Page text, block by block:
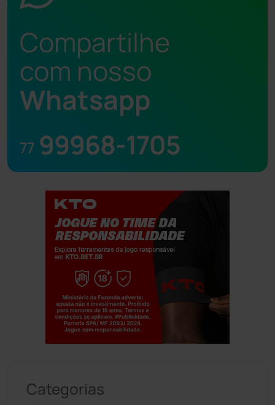
Compartilhe
com nosso
Whatsapp
77 99968-1705
Categorias